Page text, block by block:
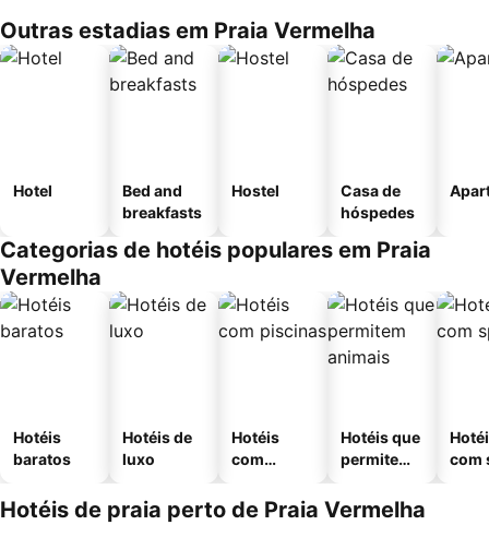
Outras estadias em Praia Vermelha
Hotel
Bed and
breakfasts
Hostel
Casa de
hóspedes
Categorias de hotéis populares em Praia
Vermelha
Hotéis
baratos
Hotéis de
luxo
Hotéis
com
Hotéis que
permitem
com
Hotéis de praia perto de Praia Vermelha